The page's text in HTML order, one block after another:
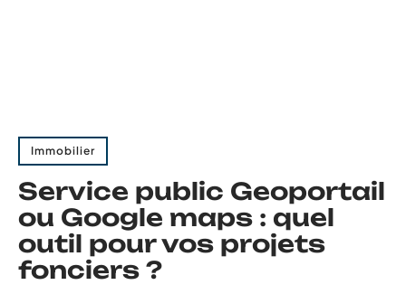
Immobilier
Service public Geoportail
ou Google maps : quel
outil pour vos projets
fonciers ?